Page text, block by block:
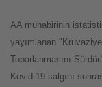
AA muhabirinin
yayımlanan
Toparlanmasını
Kovid-19 salgını